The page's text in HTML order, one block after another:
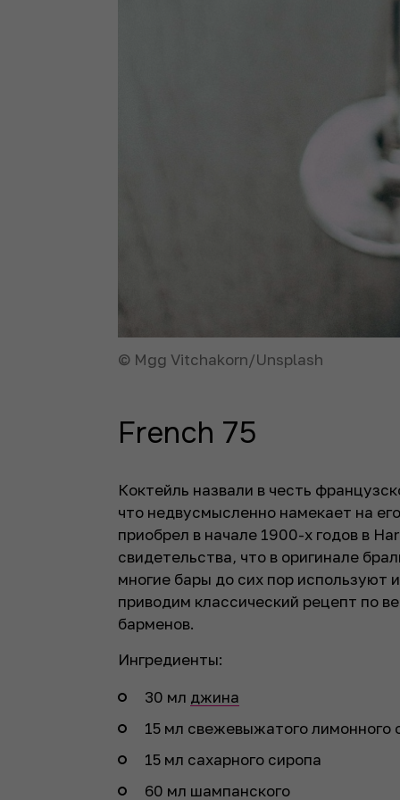
© Mgg Vitchakorn/Unsplash
French 75
Коктейль назвали в честь
что недвусмысленно намекает на
приобрел в начале 1900-х годов в
свидетельства, что в оригинале
многие бары до сих пор используют
приводим классический рецепт по
барменов.
Ингредиенты:
30 мл джина
15 мл свежевыжатого лимонного
15 мл сахарного сиропа
60 мл шампанского